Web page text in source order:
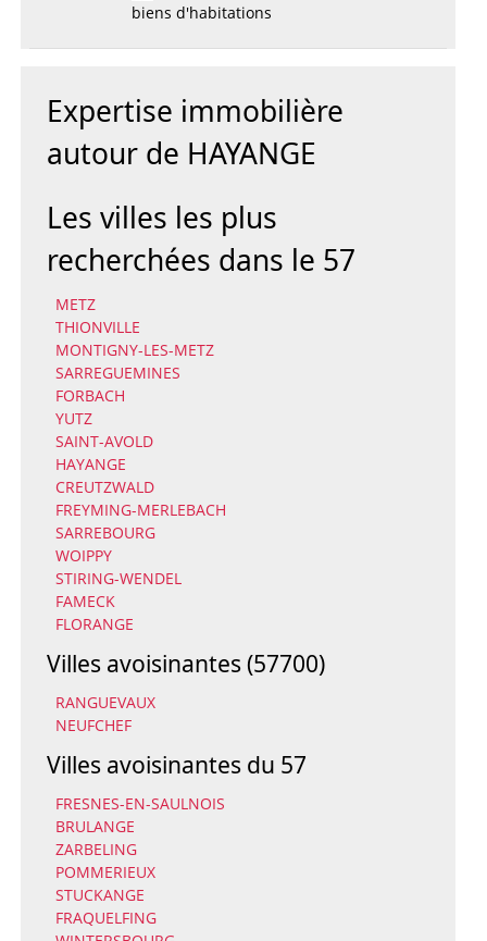
biens d'habitations
Expertise immobilière
autour de HAYANGE
Les villes les plus
recherchées dans le 57
METZ
THIONVILLE
MONTIGNY-LES-METZ
SARREGUEMINES
FORBACH
YUTZ
SAINT-AVOLD
HAYANGE
CREUTZWALD
FREYMING-MERLEBACH
SARREBOURG
WOIPPY
STIRING-WENDEL
FAMECK
FLORANGE
Villes avoisinantes (57700)
RANGUEVAUX
NEUFCHEF
Villes avoisinantes du 57
FRESNES-EN-SAULNOIS
BRULANGE
ZARBELING
POMMERIEUX
STUCKANGE
FRAQUELFING